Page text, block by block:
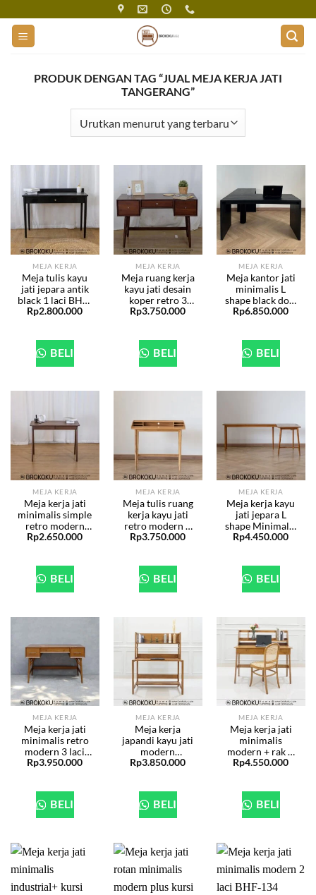
content
PRODUK DENGAN TAG “JUAL MEJA KERJA JATI
TANGERANG”
MEJA KERJA
Meja tulis kayu
jati jepara antik
black 1 laci BHF-
258
Rp2.800.000
BELI
MEJA KERJA
Meja ruang kerja
kayu jati desain
koper retro 3
laci BHF-257
Rp3.750.000
BELI
MEJA KERJA
Meja kantor jati
minimalis L
shape black doff
BHF-256
Rp6.850.000
BELI
MEJA KERJA
Meja kerja jati
minimalis simple
retro modern
BHF-254
Rp2.650.000
BELI
MEJA KERJA
Meja tulis ruang
kerja kayu jati
retro modern +
Storage BHF-
Rp3.750.000
BELI
MEJA KERJA
Meja kerja kayu
jati jepara L
shape Minimalis
BHF-251
Rp4.450.000
BELI
MEJA KERJA
Meja kerja jati
minimalis retro
modern 3 laci
BHF-243
Rp3.950.000
BELI
MEJA KERJA
Meja kerja
japandi kayu jati
modern
minimalis BHF-
Rp3.850.000
BELI
MEJA KERJA
Meja kerja jati
minimalis
modern + rak &
kursi BHF-198
Rp4.550.000
BELI